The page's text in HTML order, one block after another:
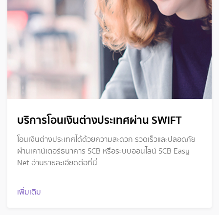
บริการโอนเงินต่างประเทศผ่าน SWIFT
โอนเงินต่างประเทศได้ด้วยความสะดวก รวดเร็วและปลอดภัย
ผ่านเคาน์เตอร์ธนาคาร SCB หรือระบบออนไลน์ SCB Easy
Net อ่านรายละเอียดต่อที่นี่
เพิ่มเติม